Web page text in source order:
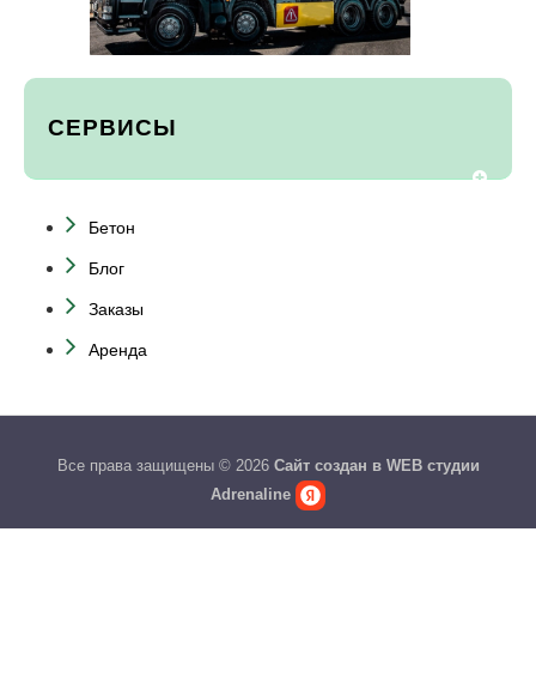
СЕРВИСЫ
Бетон
Блог
Заказы
Аренда
Все права защищены © 2026 Сайт создан в WEB студии
Adrenaline